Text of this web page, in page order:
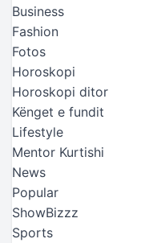
Business
Fashion
Fotos
Horoskopi
Horoskopi ditor
Kënget e fundit
Lifestyle
Mentor Kurtishi
News
Popular
ShowBizzz
Sports